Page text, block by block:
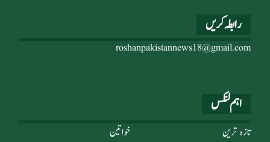
اہم لنکس
خواتین
تازہ ترین
رابطہ کریں
roshanpakistannews18@gmail.com